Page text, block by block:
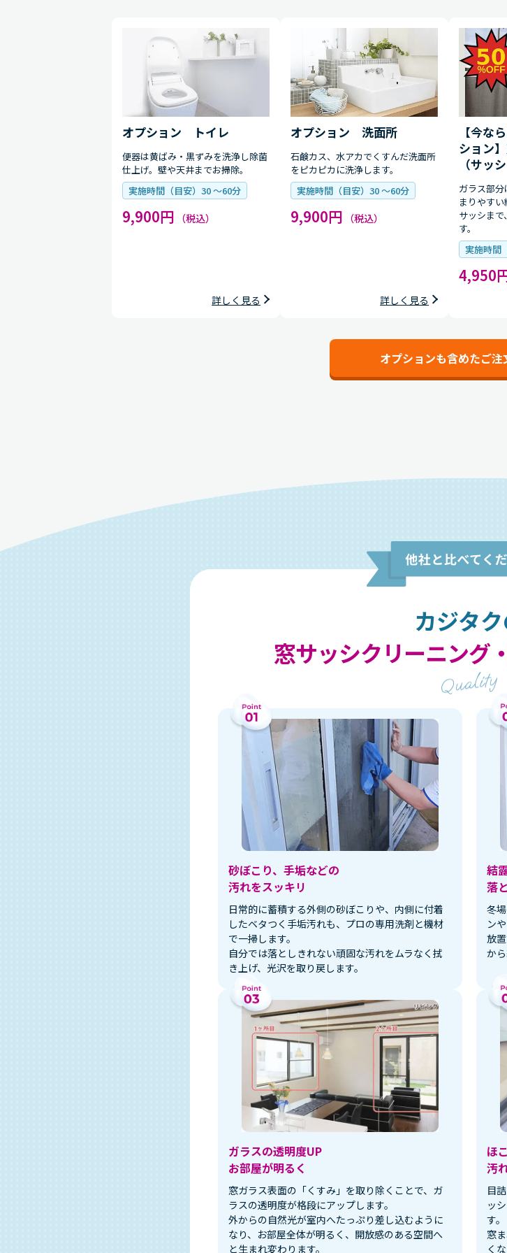
オプション トイレ
便器は黄ばみ・黒ずみを洗浄し除菌
仕上げ。壁や天井までお掃除。
実施時間（目安）30 〜60分
9,900円 （税込）
詳しく見る
オプション 洗面所
石鹸カス、水アカでくすんだ洗面所
をピカピカに洗浄します。
実施時間（目安）30 〜60分
9,900円 （税込）
詳しく見る
【今な
ション
（サッ
ガラス部
まりやす
サッシま
す。
実施時間
4,950
オプションも含めたご注
カジタ
窓サッシクリーニング
砂ぼこり、手垢などの
汚れをスッキリ
日常的に蓄積する外側の砂ぼこりや、内側に付着
したベタつく手垢汚れも、プロの専用洗剤と機材
で一掃します。
自分では落としきれない頑固な汚れをムラなく拭
き上げ、光沢を取り戻します。
結
落
冬
ン
放
か
ガラスの透明度UP
お部屋が明るく
窓ガラス表面の「くすみ」を取り除くことで、ガ
ラスの透明度が格段にアップします。
外からの自然光が室内へたっぷり差し込むように
なり、お部屋全体が明るく、開放感のある空間へ
と生まれ変わります。
ほ
汚
目
ッ
す。
窓
く